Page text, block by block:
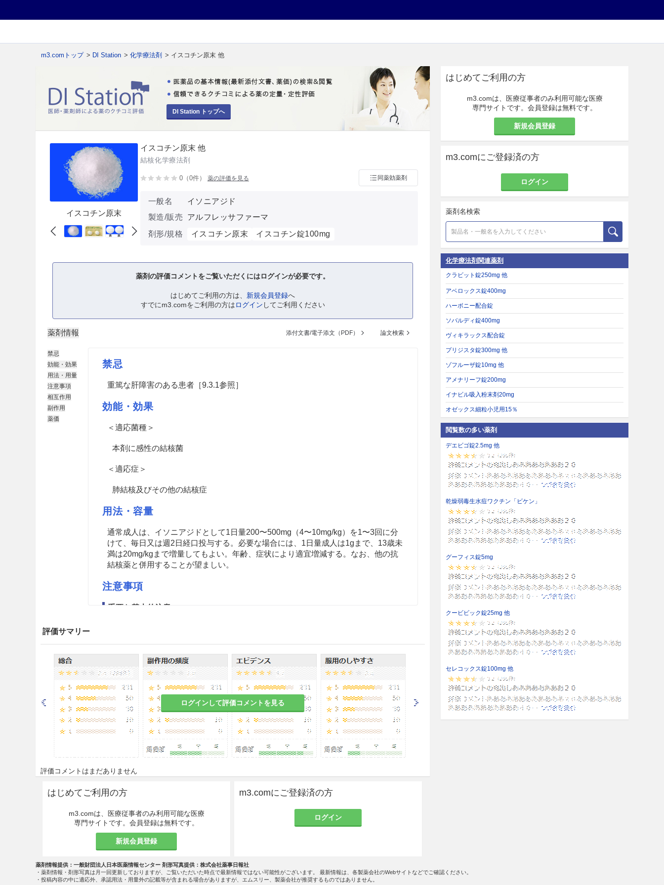
m3.comトップ > DI Station > 化学療法剤 > イスコチン原末 他
DI Station トップへ
イスコチン原末
イスコチン原末 他
結核化学療法剤
0（0件） 薬の評価を見る 同薬効薬剤
一般名
イソニアジド
製造/販売
アルフレッサファーマ
剤形/規格
イスコチン原末 イスコチン錠100mg
薬剤の評価コメントをご覧いただくにはログインが必要です。
はじめてご利用の方は、 新規会員登録へ
すでにm3.comをご利用の方はログイン してご利用ください
薬剤情報 添付文書/電子添文（PDF） 論文検索
禁忌
効能・効果
用法・用量
注意事項
相互作用
副作用
薬価
禁忌
重篤な肝障害のある患者［9.3.1参照］
効能・効果
＜適応菌種＞
本剤に感性の結核菌
＜適応症＞
肺結核及びその他の結核症
用法・容量
通常成人は、イソニアジドとして1日量200〜500mg（4〜10mg/kg）を1〜3回に分
けて、毎日又は週2日経口投与する。必要な場合には、1日量成人は1gまで、13歳未
満は20mg/kgまで増量してもよい。年齢、症状により適宜増減する。なお、他の抗
結核薬と併用することが望ましい。
注意事項
重要な基本的注意
8.2本剤を含む抗結核薬による治療で、薬剤逆説反応を認めることがある。治療開
始後に、既存の結核の悪化又は結核症状の新規発現を認めた場合は、薬剤感受性試
験等に基づき投与継続の可否を判断すること。
慎重投与
9.1 合併症・既往歴等のある患者
9.1.1 精神障害の既往歴のある患者
精神障害が再発するおそれがある。
9.1.2 アルコール中毒の患者
9.1.3 てんかん等の痙攣性疾患又はこれらの既往歴のある患者
やむを得ず投与する必要がある場合には観察を十分に行うこと。痙攣を起こすこ
とがある。
9.1.4 薬物過敏症の患者
評価サマリー
ログインして評価コメントを見る
評価コメントはまだありません
はじめてご利用の方
m3.comは、医療従事者のみ利用可能な医療
専門サイトです。会員登録は無料です。
新規会員登録
m3.comにご登録済の方
ログイン
はじめてご利用の方
m3.comは、医療従事者のみ利用可能な医療
専門サイトです。会員登録は無料です。
新規会員登録
m3.comにご登録済の方
ログイン
薬剤名検索
化学療法剤関連薬剤
クラビット錠250mg 他
アベロックス錠400mg
ハーボニー配合錠
ソバルディ錠400mg
ヴィキラックス配合錠
プリジスタ錠300mg 他
ゾフルーザ錠10mg 他
アメナリーフ錠200mg
イナビル吸入粉末剤20mg
オゼックス細粒小児用15％
閲覧数の多い薬剤
デエビゴ錠2.5mg 他
乾燥弱毒生水痘ワクチン「ビケン」
グーフィス錠5mg
クービビック錠25mg 他
セレコックス錠100mg 他
薬剤情報提供：一般財団法人日本医薬情報センター 剤形写真提供：株式会社薬事日報社
・薬剤情報・剤形写真は月一回更新しておりますが、ご覧いただいた時点で最新情報ではない可能性がございます。 最新情報は、各製薬会社のWebサイトなどでご確認ください。
・投稿内容の中に適応外、承認用法・用量外の記載等が含まれる場合がありますが、エムスリー、製薬会社が推奨するものではありません。